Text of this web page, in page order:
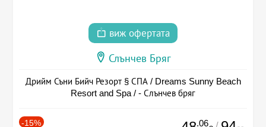
виж офертата
Слънчев Бряг
Дрийм Съни Бийч Резорт § СПА / Dreams Sunny Beach
Resort and Spa / - Слънчев бряг
-15% .06